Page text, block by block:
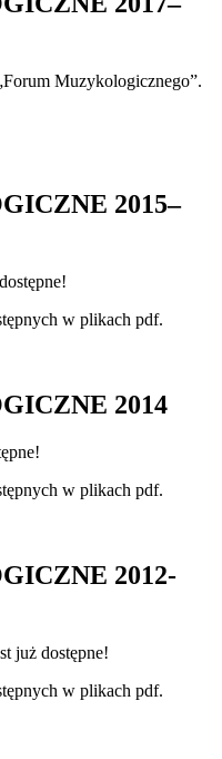
Muzykologicznego”.
2015–
w plikach pdf.
2014
w plikach pdf.
2012-
już dostępne!
w plikach pdf.